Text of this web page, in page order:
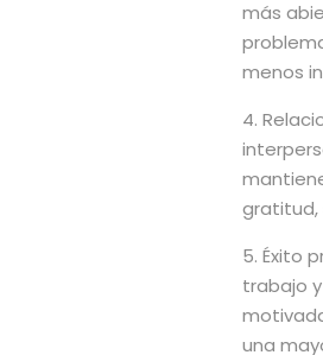
más
menos
4.
gratitud,
5. Éxito
trabajo
una